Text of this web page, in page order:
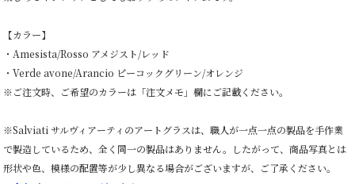
【カラー】
・Amesista/Rosso アメジスト/レッド
・Verde avone/Arancio ピーコックグリーン/オレンジ
※ご注文時、ご希望のカラーは「注文メモ」欄にご記載ください。
※Salviati サルヴィアーティのアートグラスは、職人が一点一点の製品を手作業
で製造しているため、全く同一の製品はありません。したがって、商品写真とは
形状や色、模様の配置等が少し異なる場合がございますが、ご了承ください。